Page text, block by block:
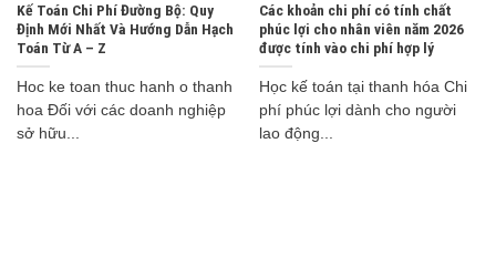
Kế Toán Chi Phí Đường Bộ: Quy
Định Mới Nhất Và Hướng Dẫn Hạch
Toán Từ A – Z
Hoc ke toan thuc hanh o thanh
hoa Đối với các doanh nghiệp
sở hữu...
Các khoản chi phí có tính chất
phúc lợi cho nhân viên năm 2026
được tính vào chi phí hợp lý
Học kế toán tại thanh hóa Chi
phí phúc lợi dành cho người
lao động...